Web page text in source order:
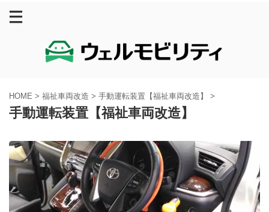
HOME > 福祉車両改造 > 手動運転装置【福祉車両改造】 >
手動運転装置【福祉車両改造】